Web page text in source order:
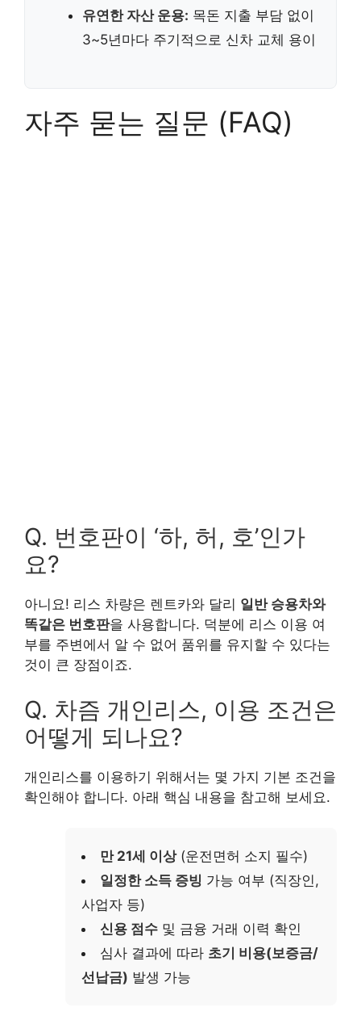
유연한 자산 운용: 목돈 지출 부담 없이
3~5년마다 주기적으로 신차 교체 용이
자주 묻는 질문 (FAQ)
Q. 번호판이 ‘하, 허, 호’인가
요?
아니요! 리스 차량은 렌트카와 달리 일반 승용차와
똑같은 번호판을 사용합니다. 덕분에 리스 이용 여
부를 주변에서 알 수 없어 품위를 유지할 수 있다는
것이 큰 장점이죠.
Q. 차즘 개인리스, 이용 조건은
어떻게 되나요?
개인리스를 이용하기 위해서는 몇 가지 기본 조건을
확인해야 합니다. 아래 핵심 내용을 참고해 보세요.
만 21세 이상(운전면허 소지 필수)
일정한 소득 증빙 가능 여부 (직장인,
사업자 등)
신용 점수 및 금융 거래 이력 확인
심사 결과에 따라 초기 비용(보증금/
선납금) 발생 가능